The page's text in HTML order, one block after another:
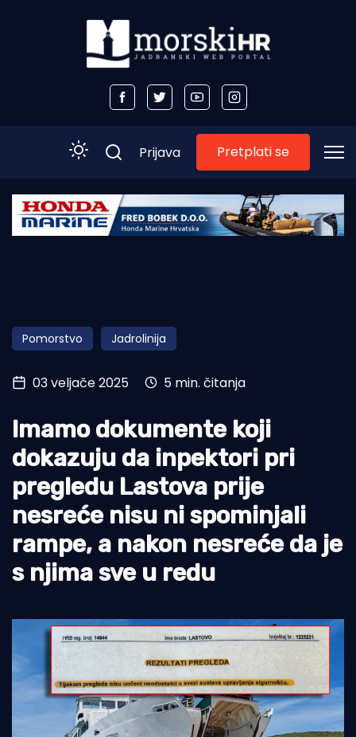
Početna
Obala
Otoci
Turizam i nautika
Pomorstvo
Ribolov
Ekologija
Tradicija i kultura
Prijava Pretplati se
Pomorstvo Jadrolinija
03 veljače 2025 5 min. čitanja
Imamo dokumente koji
dokazuju da inpektori pri
pregledu Lastova prije
nesreće nisu ni spominjali
rampe, a nakon nesreće da je
s njima sve u redu